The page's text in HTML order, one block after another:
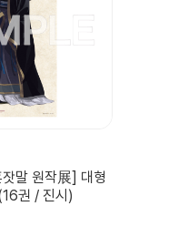
말 원작展] 대형
권 / 진시)